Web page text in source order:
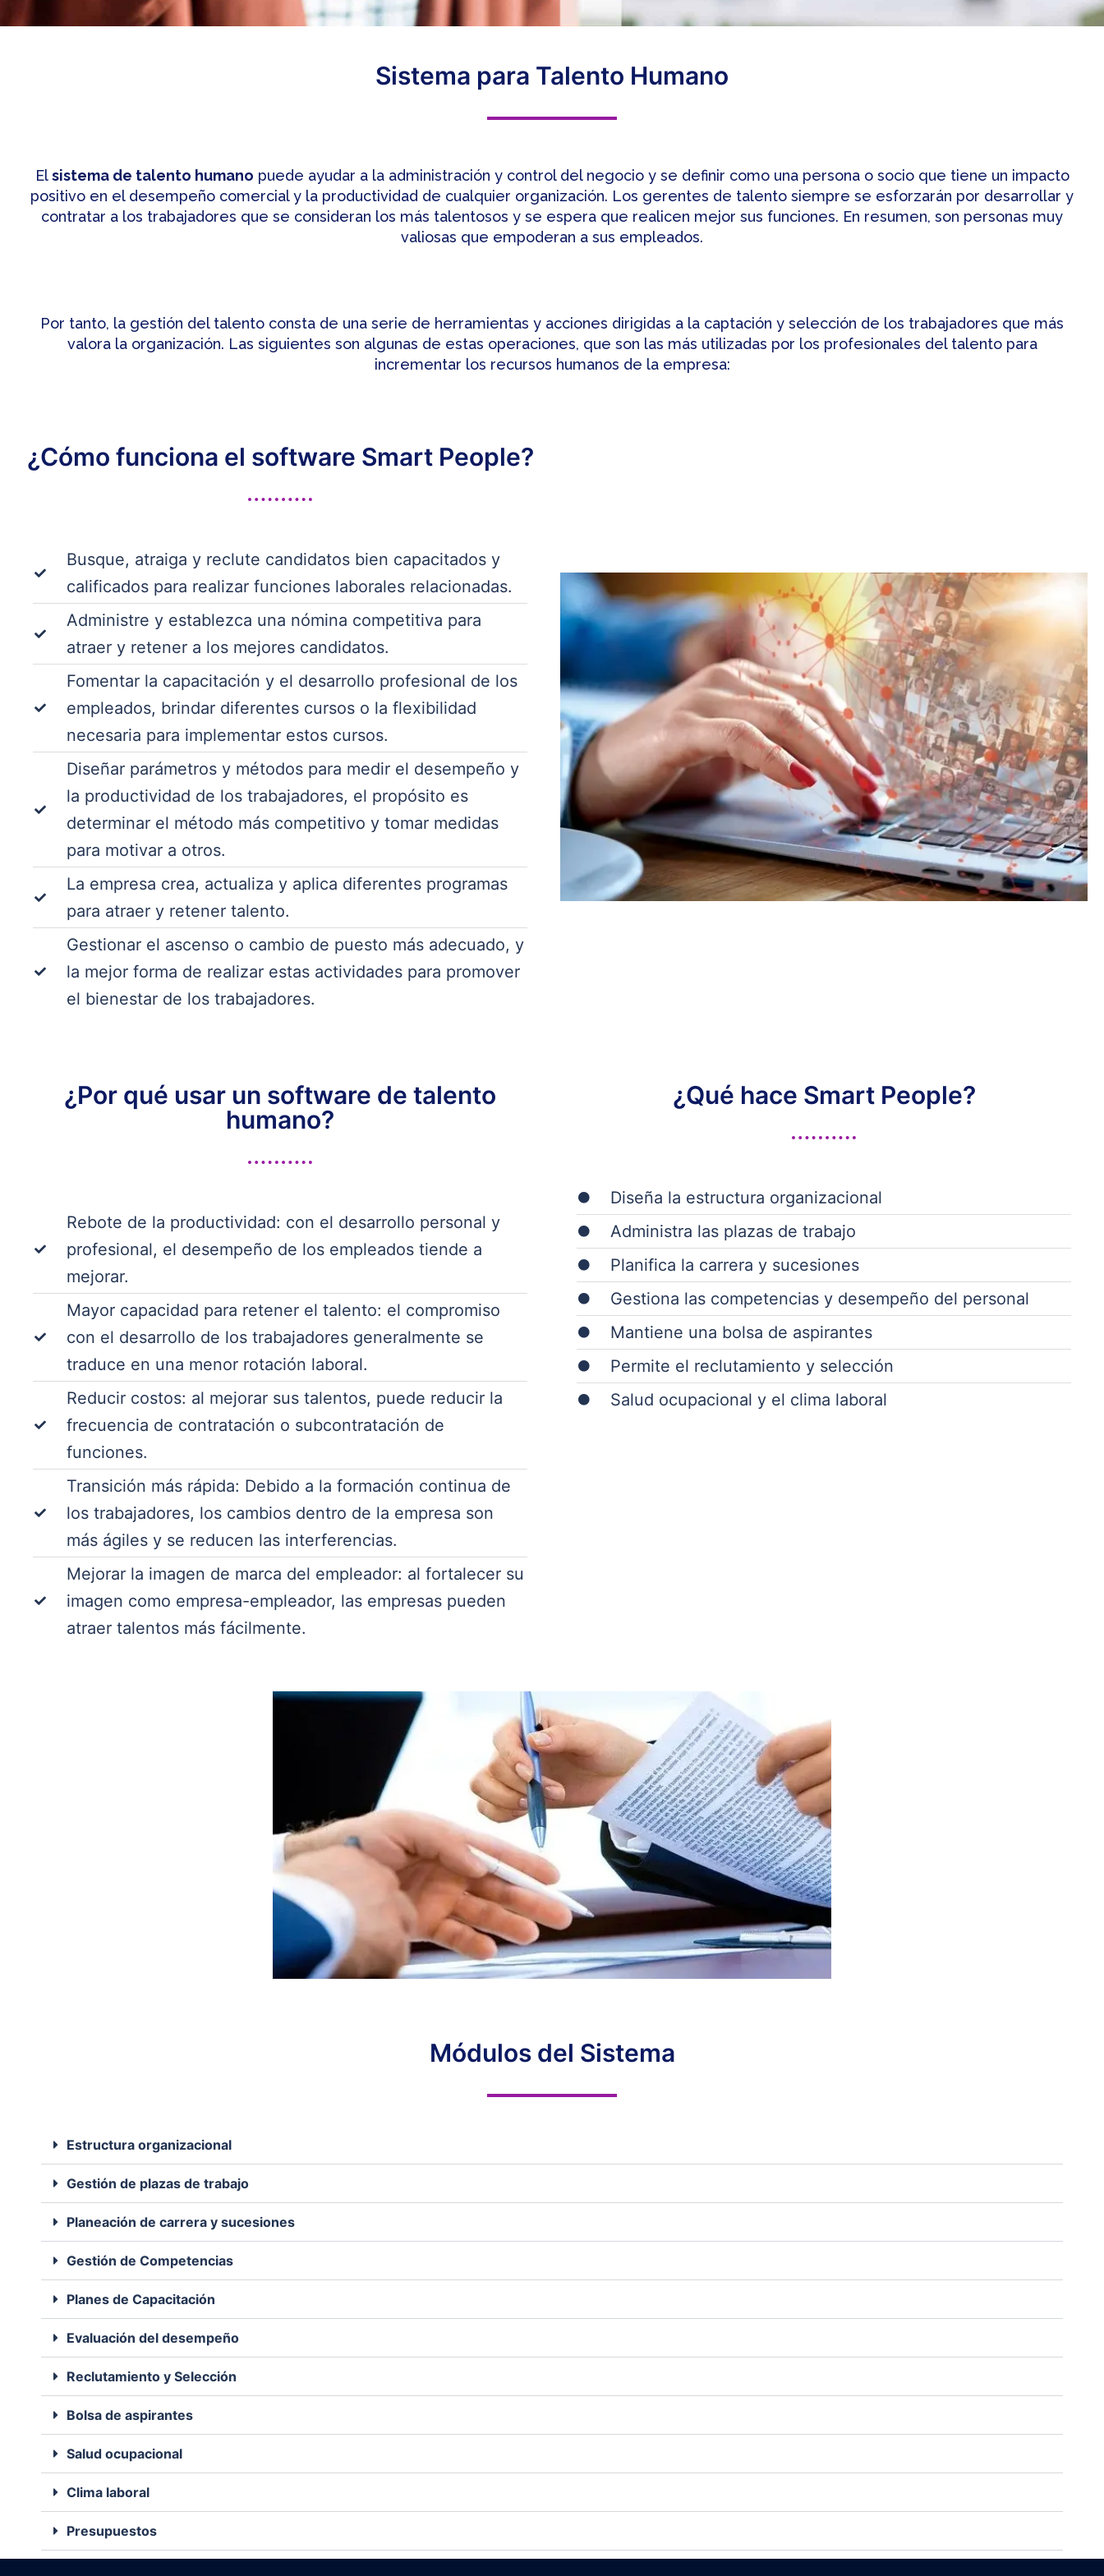
Sistema para Talento Humano
Elsistema de talento humano puede ayudar a la administración y control del negocio y se definir como una persona o socio que tiene un impacto
positivo en el desempeño comercial y la productividad de cualquier organización. Los gerentes de talento siempre se esforzarán por desarrollar y
contratar a los trabajadores que se consideran los más talentosos y se espera que realicen mejor sus funciones. En resumen, son personas muy
valiosas que empoderan a sus empleados.
Por tanto, la gestión del talento consta de una serie de herramientas y acciones dirigidas a la captación y selección de los trabajadores que más
valora la organización. Las siguientes son algunas de estas operaciones, que son las más utilizadas por los profesionales del talento para
incrementar los recursos humanos de la empresa:
¿Cómo funciona el software Smart People?
Busque, atraiga y reclute candidatos bien capacitados y
calificados para realizar funciones laborales relacionadas.
Administre y establezca una nómina competitiva para
atraer y retener a los mejores candidatos.
Fomentar la capacitación y el desarrollo profesional de los
empleados, brindar diferentes cursos o la flexibilidad
necesaria para implementar estos cursos.
Diseñar parámetros y métodos para medir el desempeño y
la productividad de los trabajadores, el propósito es
determinar el método más competitivo y tomar medidas
para motivar a otros.
La empresa crea, actualiza y aplica diferentes programas
para atraer y retener talento.
Gestionar el ascenso o cambio de puesto más adecuado, y
la mejor forma de realizar estas actividades para promover
el bienestar de los trabajadores.
¿Por qué usar un software de talento
humano?​
Rebote de la productividad: con el desarrollo personal y
profesional, el desempeño de los empleados tiende a
mejorar.
Mayor capacidad para retener el talento: el compromiso
con el desarrollo de los trabajadores generalmente se
traduce en una menor rotación laboral.
Reducir costos: al mejorar sus talentos, puede reducir la
frecuencia de contratación o subcontratación de
funciones.
Transición más rápida: Debido a la formación continua de
los trabajadores, los cambios dentro de la empresa son
más ágiles y se reducen las interferencias.
Mejorar la imagen de marca del empleador: al fortalecer su
imagen como empresa-empleador, las empresas pueden
atraer talentos más fácilmente.
¿Qué hace Smart People?
Diseña la estructura organizacional
Administra las plazas de trabajo
Planifica la carrera y sucesiones
Gestiona las competencias y desempeño del personal
Mantiene una bolsa de aspirantes
Permite el reclutamiento y selección
Salud ocupacional y el clima laboral
Módulos del Sistema
Estructura organizacional
Gestión de plazas de trabajo
Planeación de carrera y sucesiones
Gestión de Competencias
Planes de Capacitación
Evaluación del desempeño
Reclutamiento y Selección
Bolsa de aspirantes
Salud ocupacional
Clima laboral
Presupuestos